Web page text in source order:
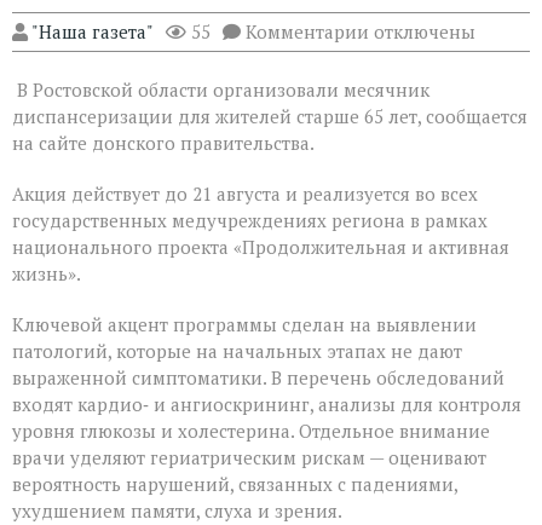
"Наша газета" 55 Комментарии к
записи
Дону
проходит
месячник
людей
«серебряного»
возраста
отключены
В Ростовской области организовали месячник
диспансеризации для жителей старше 65 лет, сообщается
на сайте донского правительства.
Акция действует до 21 августа и реализуется во всех
государственных медучреждениях региона в рамках
национального проекта «Продолжительная и активная
жизнь».
Ключевой акцент программы сделан на выявлении
патологий, которые на начальных этапах не дают
выраженной симптоматики. В перечень обследований
входят кардио‑ и ангиоскрининг, анализы для контроля
уровня глюкозы и холестерина. Отдельное внимание
врачи уделяют гериатрическим рискам — оценивают
вероятность нарушений, связанных с падениями,
ухудшением памяти, слуха и зрения.